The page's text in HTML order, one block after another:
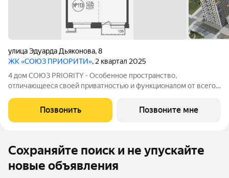
улица Эдуарда Дьяконова,8
ЖК «СОЮЗ ПРИОРИТИ», 2 квартал 2025
4 дом СОЮЗ PRIORITY - Особенное пространство,
отличающееся своей приватностью и функционалом от всего
предпочитает более камерный формат жилья чувствовал себя
дома. Дом высотой 9 этажей с
Позвонить Позвоните мне
Сохраняйте поиск и не упускайте
новые объявления